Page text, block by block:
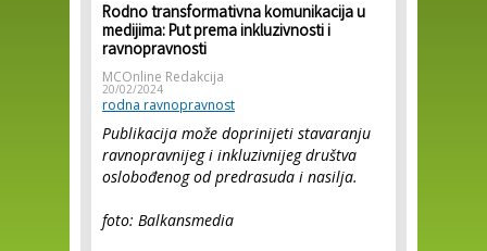
Rodno transformativna komunikacija u
medijima: Put prema inkluzivnosti i
ravnopravnosti
MCOnline Redakcija
20/02/2024
rodna ravnopravnost
Publikacija može doprinijeti stavaranju
ravnopravnijeg i inkluzivnijeg društva
oslobođenog od predrasuda i nasilja.
foto: Balkansmedia